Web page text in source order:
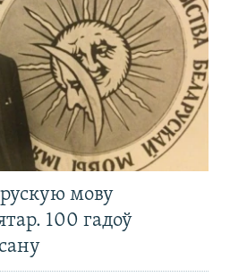
мову
100 гадоў